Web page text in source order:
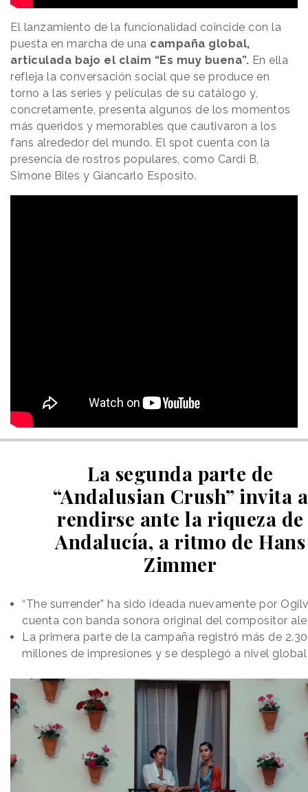
El lanzamiento de la funcionalidad coincide con la
puesta en marcha de una campaña global,
articulada bajo el claim “Es muy buena”. En ella
refleja la conversación social que se produce en
torno a las series y películas de su catálogo y,
concretamente, presenta algunos de los momentos
más queridos y memorables que cautivaron a los
fans alrededor del mundo. El spot cuenta con la
presencia de rostros populares, como Cardi B,
Simone Biles y Giancarlo Esposito.
La segunda parte de
“Andalusian Crush” invita a
rendirse ante la riqueza de
Andalucía, a ritmo de Hans
Zimmer
“The surrender” ha sido ideada nuevamente por
cuenta con banda sonora original del compositor
La primera parte de la campaña registró más de
millones de impresiones y se desplegó a nivel global